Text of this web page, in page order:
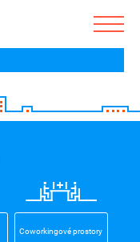
Coworkingové prostory